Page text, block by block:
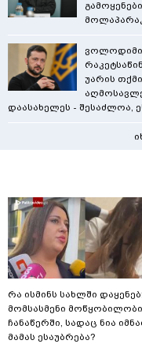
უარის
დაასახელეს - შესაძლოა,
რა ისმინს სახლში
მომსასმენი
ჩანაწერში, სადაც ნია
მამას ესაუბრება?